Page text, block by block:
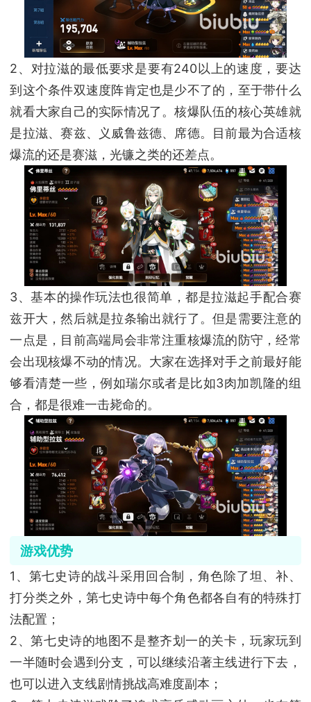
2、对拉滋的最低要求是要有240以上的速度，要达
到这个条件双速度阵肯定也是少不了的，至于带什么
就看大家自己的实际情况了。核爆队伍的核心英雄就
是拉滋、赛兹、义威鲁兹德、席德。目前最为合适核
爆流的还是赛滋，光镰之类的还差点。
3、基本的操作玩法也很简单，都是拉滋起手配合赛
兹开大，然后就是拉条输出就行了。但是需要注意的
一点是，目前高端局会非常注重核爆流的防守，经常
会出现核爆不动的情况。大家在选择对手之前最好能
够看清楚一些，例如瑞尔或者是比如3肉加凯隆的组
合，都是很难一击毙命的。
游戏优势
1、第七史诗的战斗采用回合制，角色除了坦、补、
打分类之外，第七史诗中每个角色都各自有的特殊打
法配置；
2、第七史诗的地图不是整齐划一的关卡，玩家玩到
一半随时会遇到分支，可以继续沿著主线进行下去，
也可以进入支线剧情挑战高难度副本；